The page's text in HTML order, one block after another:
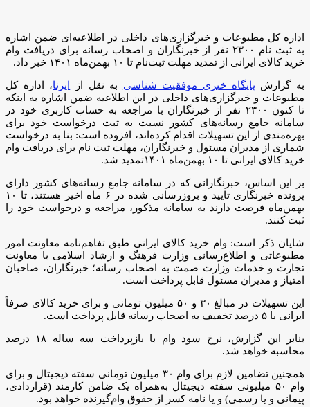
اداره کل مطبوعات و خبرگزاری‌های داخلی در اطلاعیه‌ای ضمن اشاره
به ثبت نام ۲۳۰۰ نفر از خبرنگاران و اصحاب رسانه برای دریافت وام
خرید کالای ایرانی از تمدید مهلت ثبت‌نام تا ۱۰ بهمن‌ماه ۱۴۰۱ خبر داد.
به گزارش پایگاه خبری موفقیت شناسی به نقل از ایرنا، اداره کل
مطبوعات و خبرگزاری‌های داخلی در این اطلاعیه ضمن اشاره به اینکه
تا کنون ۲۳۰۰ نفر از خبرنگاران با مراجعه به حساب کاربری خود در
سامانه جامع رسانه‌های کشور نسبت به ثبت درخواست خود برای
بهره‌مندی از این تسهیلات اقدام کرده‌اند، افزوده است: بنا به درخواست
شماری از مدیران مسئول و خبرنگاران، مهلت ثبت نام برای دریافت وام
خرید کالای ایرانی تا ۱۰ بهمن‌ماه ۱۴۰۱تمدید شد.
بر این اساس، خبرنگارانی که در سامانه جامع رسانه‌های کشور دارای
پرونده خبرنگاری تایید و بروزرسانی شده در ۶ ماه اخیر هستند، تا ۱۰
بهمن‌ماه فرصت دارند به سامانه مذکور، مراجعه و درخواست خود را
ثبت کنند.
شایان ذکر است: وام خرید کالای ایرانی طبق تفاهم‌نامه معاونت امور
مطبوعاتی و اطلاع‌رسانی وزارت فرهنگ و ارشاد اسلامی با معاونت
تجارت و خدمات وزارت صمت به اصحاب رسانه؛ خبرنگاران، صاحبان
امتیاز و مدیران مسئول قابل پرداخت است.
این تسهیلات در مبالغ ۳۰ و ۵۰ میلیون تومانی و برای خرید کالای صرفاً
ایرانی با ۵ درصد تخفیف به اصحاب رسانه قابل پرداخت است.
بنابر این گزارش، نرخ سود وام با بازپرداخت سه ساله ۱۸ درصد
محاسبه خواهد شد.
همچنین تضامین لازم برای وام ۳۰ میلیون تومانی سفته دیجیتال و برای
وام ۵۰ میلیونی سفته دیجیتال به‌همراه یک ضامن کارمند (قراردادی،
پیمانی و یا رسمی) و یا نامه کسر از حقوق وام‌گیرنده خواهد بود.